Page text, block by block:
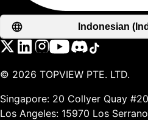
Indonesian
© 2026 TOPVIEW PTE. LTD.
Singapore: 20 Collyer Quay
Los Angeles: 15970 Los